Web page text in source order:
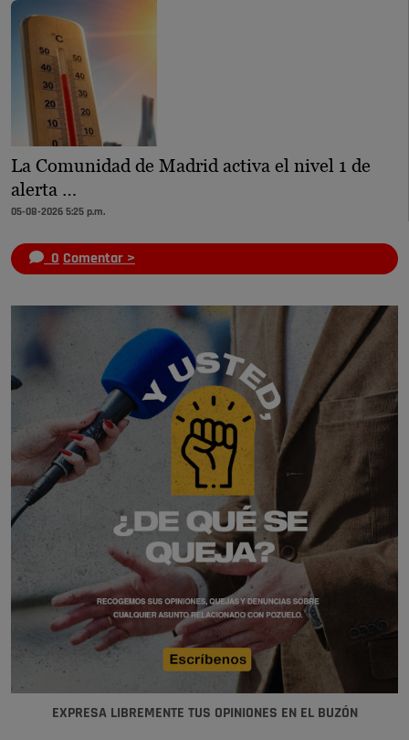
La Comunidad de Madrid activa el nivel 1 de
alerta …
05-08-2026 5:25 p.m.
0 Comentar >
EXPRESA LIBREMENTE TUS OPINIONES EN EL BUZÓN